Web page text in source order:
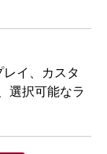
イ、カスタ
選択可能なラ